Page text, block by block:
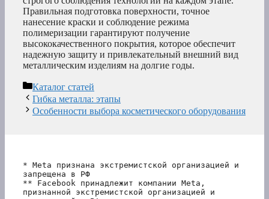
Правильная подготовка поверхности, точное
нанесение краски и соблюдение режима
полимеризации гарантируют получение
высококачественного покрытия, которое обеспечит
надежную защиту и привлекательный внешний вид
металлическим изделиям на долгие годы.
Рубрики
Каталог статей
Гибка металла: этапы
Особенности выбора косметического оборудования
* Meta признана экстремистской организацией и
запрещена в РФ
** Facebook принадлежит компании Meta,
признанной экстремистской организацией и